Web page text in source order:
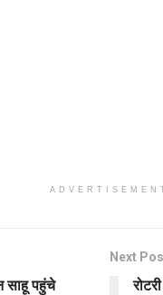
साहू पहुंचे
Next